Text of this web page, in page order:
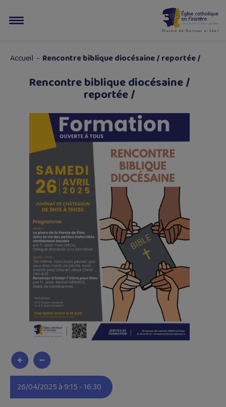
Accueil - Rencontre biblique diocésaine / reportée /
Rencontre biblique diocésaine /
reportée /
26/04/2025 à 9:15 - 16:30